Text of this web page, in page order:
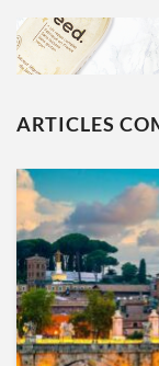
ARTICLES